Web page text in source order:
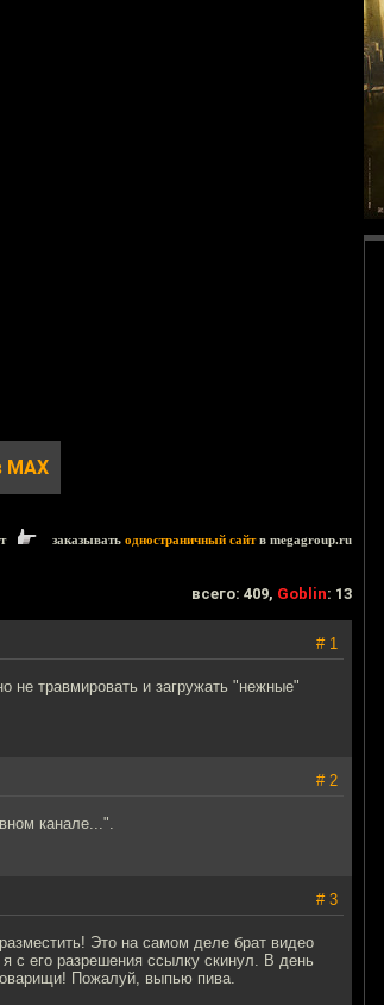
MAX
заказывать одностраничный сайтв megagroup.ru
всего: 409, Goblin: 13
# 1
не травмировать и загружать "нежные"
# 2
канале...".
# 3
Это на самом деле брат видео
с его разрешения ссылку скинул. В день
Пожалуй, выпью пива.